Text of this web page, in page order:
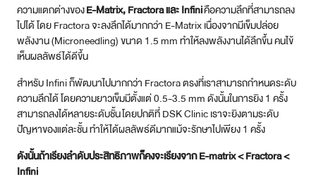
ความแตกต่างของE-Matrix, Fractora และ Infiniคือความลึกที่สามารถลง
ไปได้ โดย Fractora จะลงลึกได้มากกว่า E-Matrix เนื่องจากมีเข็มปล่อย
พลังงาน (Microneedling) ขนาด 1.5 mm ทำให้ลงพลังงานได้ลึกขึ้น คนไข้
เห็นผลลัพธ์ได้ดีขึ้น
สำหรับ Infini ก็พัฒนาไปมากกว่า Fractora ตรงที่เราสามารถกำหนดระดับ
ความลึกได้ โดยความยาวเข็มมีตั้งแต่ 0.5-3.5 mm ดังนั้นในการยิง 1 ครั้ง
สามารถลงได้หลายระดับชั้น โดยปกติที่ DSK Clinic เราจะยิงตามระดับ
ปัญหาของแต่ละชั้น ทำให้ได้ผลลัพธ์ดีมากแม้จะรักษาไปเพียง 1 ครั้ง
ดังนั้นถ้าเรียงลำดับประสิทธิภาพก็คงจะเรียงจาก E-matrix < Fractora <
Infini